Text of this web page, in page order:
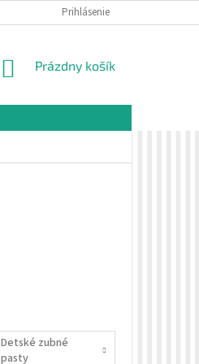
VZORKOVÁ PREDAJŇA
Prihlásenie
NÁKUPNÝ
Prázdny košík
Detské zubné
pasty